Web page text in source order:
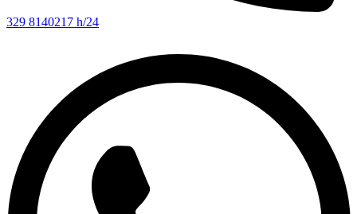
329 8140217 h/24